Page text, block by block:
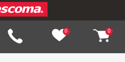
0 0